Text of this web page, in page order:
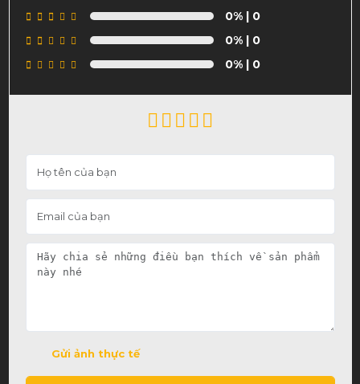
0%| 0
0%| 0
0%| 0
Gửi ảnh thực tế